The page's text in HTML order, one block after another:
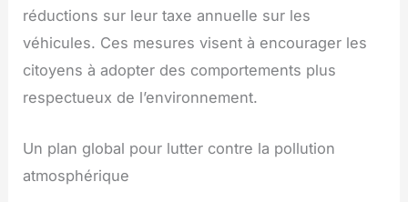
réductions sur leur taxe annuelle sur les
véhicules. Ces mesures visent à encourager les
citoyens à adopter des comportements plus
respectueux de l’environnement.
Un plan global pour lutter contre la pollution
atmosphérique